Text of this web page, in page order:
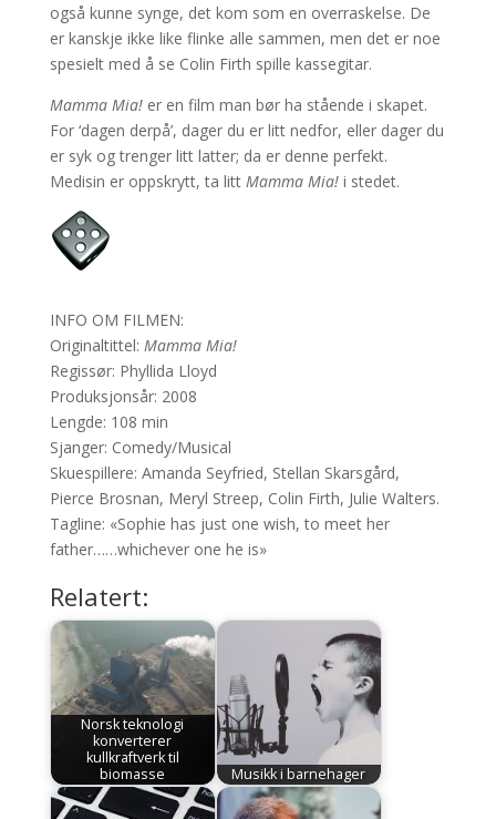
også kunne synge, det kom som en overraskelse. De
er kanskje ikke like flinke alle sammen, men det er noe
spesielt med å se Colin Firth spille kassegitar.
Mamma Mia! er en film man bør ha stående i skapet.
For ‘dagen derpå’, dager du er litt nedfor, eller dager du
er syk og trenger litt latter; da er denne perfekt.
Medisin er oppskrytt, ta litt Mamma Mia! i stedet.
INFO OM FILMEN:
Originaltittel: Mamma Mia!
Regissør: Phyllida Lloyd
Produksjonsår: 2008
Lengde: 108 min
Sjanger: Comedy/Musical
Skuespillere: Amanda Seyfried, Stellan Skarsgård,
Pierce Brosnan, Meryl Streep, Colin Firth, Julie Walters.
Tagline: «Sophie has just one wish, to meet her
father……whichever one he is»
Relatert:
Norsk teknologi
konverterer
kullkraftverk til
biomasse
Musikk i barnehager